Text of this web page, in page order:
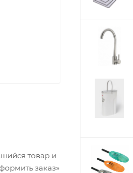
товар и
заказ»